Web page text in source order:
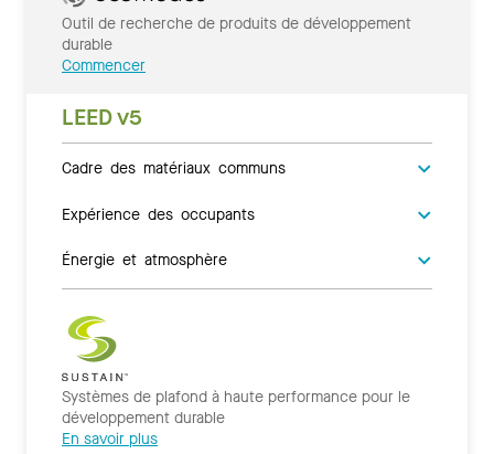
Outil de recherche de produits de développement
durable
Commencer
LEED v5
Cadre des matériaux communs
Expérience des occupants
Énergie et atmosphère
Systèmes de plafond à haute performance pour le
développement durable
En savoir plus